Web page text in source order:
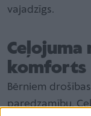
vajadzīgs.
Ceļojuma
komforts
Bērniem
paredzamību.